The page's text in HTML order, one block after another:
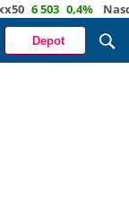
6 503 0,4% Nasdaq
Depot